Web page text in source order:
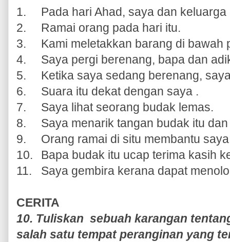
1.
Pada hari Ahad, saya dan
2.
Ramai orang pada hari itu.
3.
Kami meletakkan barang di bawah
4.
Saya pergi berenang, bapa dan
5.
Ketika saya sedang berenang,
6.
Suara itu dekat dengan saya .
7.
Saya lihat seorang budak lemas.
8.
Saya menarik tangan budak itu
9.
Orang ramai di situ membantu
10.
Bapa budak itu ucap terima kasih
11.
Saya gembira kerana dapat
CERITA
10. Tuliskan sebuah karangan
salah satu tempat peranginan yang